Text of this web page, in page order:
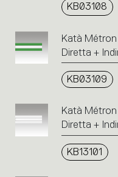
KB03108
Katà
Diretta +
KB03109
Katà
Diretta +
KB13101